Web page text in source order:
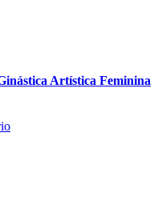
Artística Feminina